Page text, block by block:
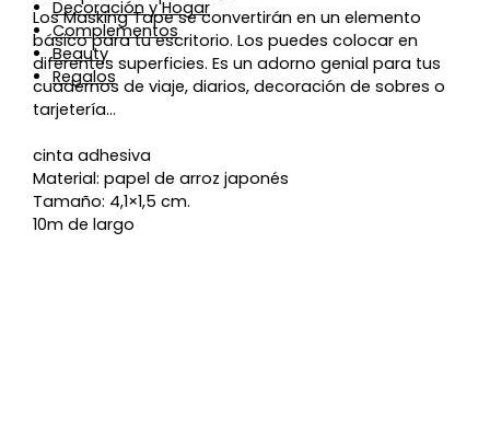
Decoración y Hogar
Complementos
Beauty
Regalos
Los Masking Tape se convertirán en un elemento
básico para tu escritorio. Los puedes colocar en
diferentes superficies. Es un adorno genial para tus
cuadernos de viaje, diarios, decoración de sobres o
tarjetería…
cinta adhesiva
Material: papel de arroz japonés
Tamaño: 4,1×1,5 cm.
10m de largo